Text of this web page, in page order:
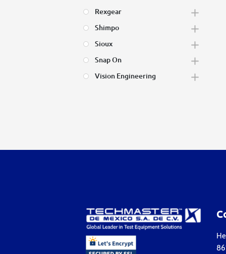
Rexgear
Shimpo
Sioux
Snap On
Vision Engineering